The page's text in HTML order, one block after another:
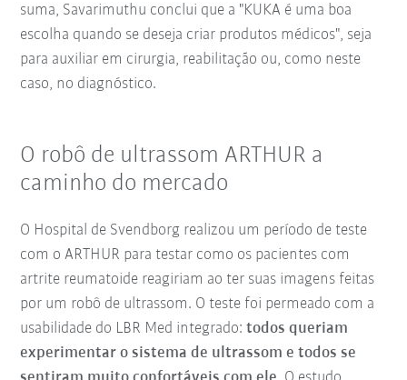
suma, Savarimuthu conclui que a "KUKA é uma boa
escolha quando se deseja criar produtos médicos", seja
para auxiliar em cirurgia, reabilitação ou, como neste
caso, no diagnóstico.
O robô de ultrassom ARTHUR a
caminho do mercado
O Hospital de Svendborg realizou um período de teste
com o ARTHUR para testar como os pacientes com
artrite reumatoide reagiriam ao ter suas imagens feitas
por um robô de ultrassom. O teste foi permeado com a
usabilidade do LBR Med integrado:todos queriam
experimentar o sistema de ultrassom e todos se